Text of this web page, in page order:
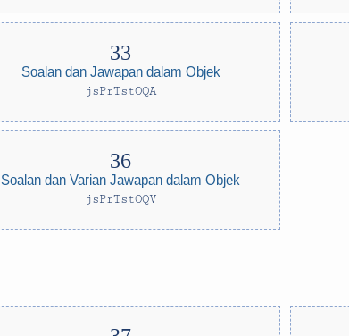
Soalan dan Jawapan dalam Objek
jsPrTstOQA
Soalan dan Varian Jawapan dalam Objek
jsPrTstOQV